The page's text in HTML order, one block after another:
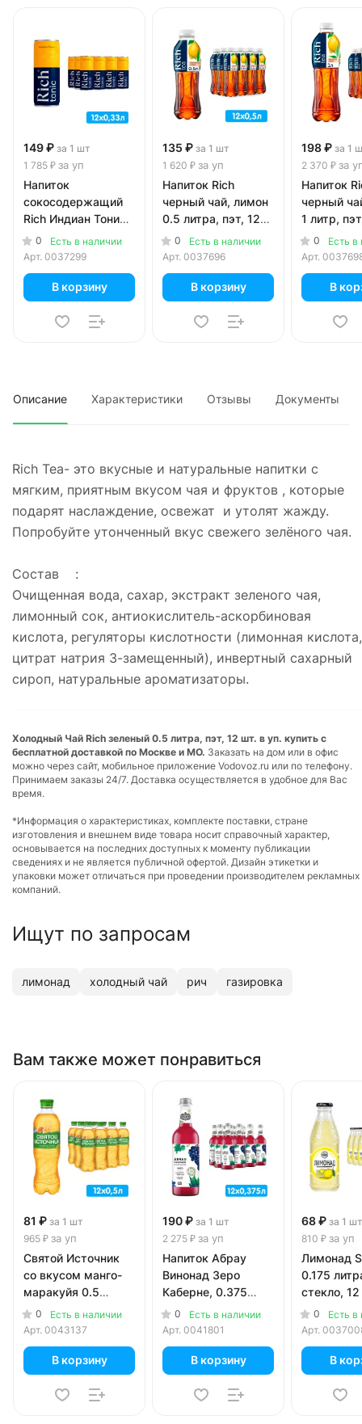
149 ₽ за 1 шт
1 785 ₽ за уп
Напиток
сокосодержащий
Rich Индиан Тоник
0.33 литра, газ, ж/
б, 12 шт. в уп.
0
Есть в наличии
Арт. 0037299
В корзину
135 ₽ за 1 шт
1 620 ₽ за уп
Напиток Rich
черный чай, лимон
0.5 литра, пэт, 12
шт. в уп.
0
Есть в наличии
Арт. 0037696
В корзину
198 ₽ за 1
2 370 ₽ за
Напиток
черный
1 литр,
уп.0
Есть в
Арт.
В
Описание Характеристики Отзывы Документы
Rich Tea- это вкусные и натуральные напитки c
мягким, приятным вкусом чая и фруктов , которые
подарят наслаждение, освежат и утолят жажду.
Попробуйте утонченный вкус свежего зелёного чая.
Состав :
Очищенная вода, сахар, экстракт зеленого чая,
лимонный сок, антиокислитель-аскорбиновая
кислота, регуляторы кислотности (лимонная кислота,
цитрат натрия 3-замещенный), инвертный сахарный
сироп, натуральные ароматизаторы.
Холодный Чай Rich зеленый 0.5 литра, пэт, 12 шт. в уп. купить с
бесплатной доставкой по Москве и МО. Заказать на дом или в офис
можно через сайт, мобильное приложение Vodovoz.ru или по телефону.
Принимаем заказы 24/7. Доставка осуществляется в удобное для Вас
время.
*Информация о характеристиках, комплекте поставки, стране
изготовления и внешнем виде товара носит справочный характер,
основывается на последних доступных к моменту публикации
сведениях и не является публичной офертой. Дизайн этикетки и
упаковки может отличаться при проведении производителем рекламных
компаний.
Ищут по запросам
лимонад холодный чай рич газировка
Вам также может понравиться
81 ₽ за 1 шт
965 ₽ за уп
Святой Источник
со вкусом манго-
маракуйя 0.5
литра, газ, пэт, 12
шт. в уп.
0
Есть в наличии
Арт. 0043137
В корзину
190 ₽ за 1 шт
2 275 ₽ за уп
Напиток Абрау
Винонад Зеро
Каберне, 0.375
литра, газ, стекло,
12 шт. в уп.
0
Есть в наличии
Арт. 0041801
В корзину
68 ₽ за 1 шт
810 ₽ за уп
Лимонад
0.175
стекло,
0
Есть в
Арт.
В